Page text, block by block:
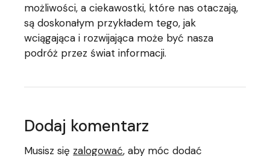
możliwości, a ciekawostki, które nas otaczają,
są doskonałym przykładem tego, jak
wciągająca i rozwijająca może być nasza
podróż przez świat informacji.
Dodaj komentarz
Musisz się zalogować, aby móc dodać